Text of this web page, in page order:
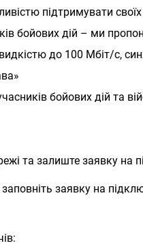
підтримувати своїх
бойових дій – ми
до 100 Мбіт/с,
бойових дій та
та залиште заявку на
заповніть заявку на